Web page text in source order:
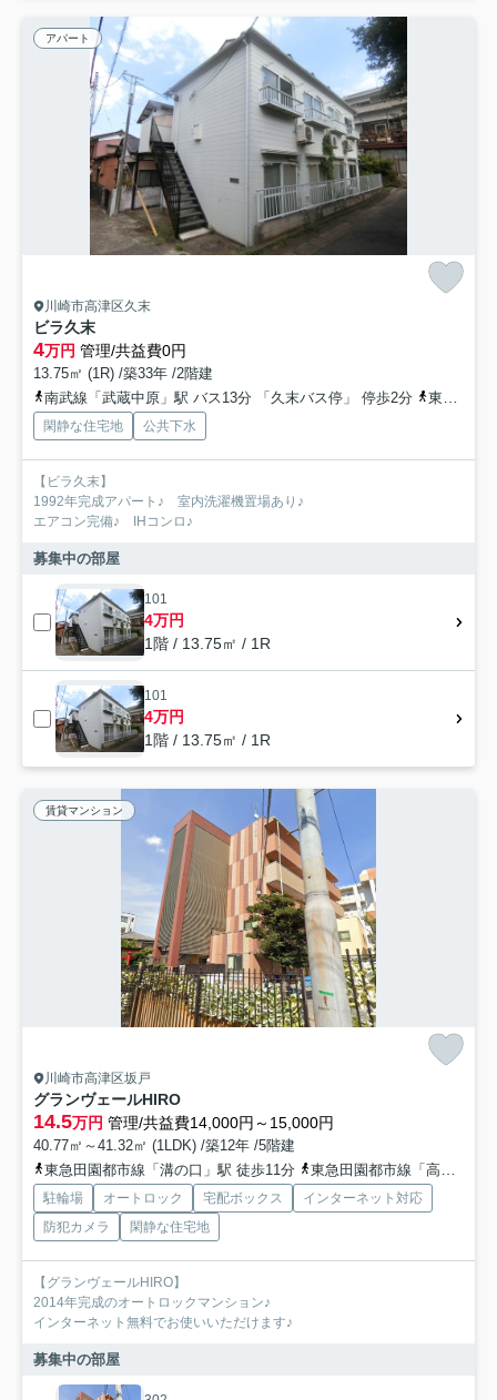
アパート
川崎市高津区久末
ビラ久末
4万円 管理/共益費0円
13.75㎡ (1R) /築33年 /2階建
南武線「武蔵中原」駅 バス13分 「久末バス停」 停歩2分
東急東横線「武蔵小杉」駅 バス25分 「久末バス停」 停歩2分
閑静な住宅地 公共下水
【ビラ久末】
1992年完成アパート♪ 室内洗濯機置場あり♪
エアコン完備♪ IHコンロ♪
募集中の部屋
101
4万円
1階 / 13.75㎡ / 1R
101
4万円
1階 / 13.75㎡ / 1R
賃貸マンション
川崎市高津区坂戸
グランヴェールHIRO
14.5万円 管理/共益費14,000円～15,000円
40.77㎡～41.32㎡ (1LDK) /築12年 /5階建
東急田園都市線「溝の口」駅 徒歩11分
東急田園都市線「高津」駅 徒歩8分
駐輪場 オートロック 宅配ボックス
インターネット対応
防犯カメラ
閑静な住宅地
【グランヴェールHIRO】
2014年完成のオートロックマンション♪
インターネット無料でお使いいただけます♪
募集中の部屋